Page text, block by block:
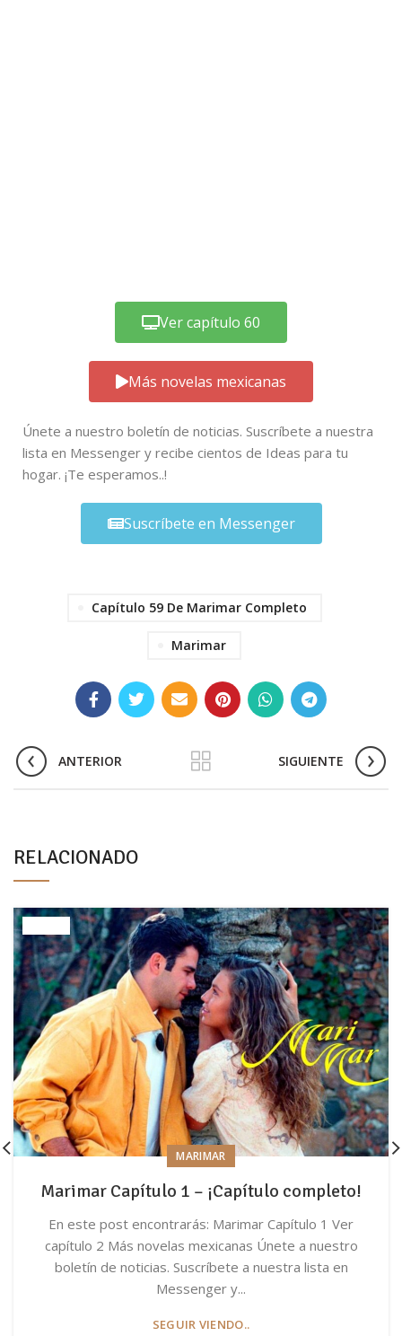
Ver capítulo 60
Más novelas mexicanas
Únete a nuestro boletín de noticias. Suscríbete a nuestra
lista en Messenger y recibe cientos de Ideas para tu
hogar. ¡Te esperamos..!
Suscríbete en Messenger
Capítulo 59 De Marimar Completo
Marimar
ANTERIOR SIGUIENTE
RELACIONADO
MARIMAR
Marimar Capítulo 1 – ¡Capítulo completo!
En este post encontrarás: Marimar Capítulo 1 Ver
capítulo 2 Más novelas mexicanas Únete a nuestro
boletín de noticias. Suscríbete a nuestra lista en
Messenger y...
SEGUIR VIENDO..